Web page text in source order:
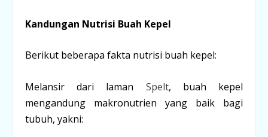
Kandungan Nutrisi Buah Kepel
Berikut beberapa fakta nutrisi buah kepel:
Melansir dari laman Spelt, buah kepel
mengandung makronutrien yang baik bagi
tubuh, yakni: